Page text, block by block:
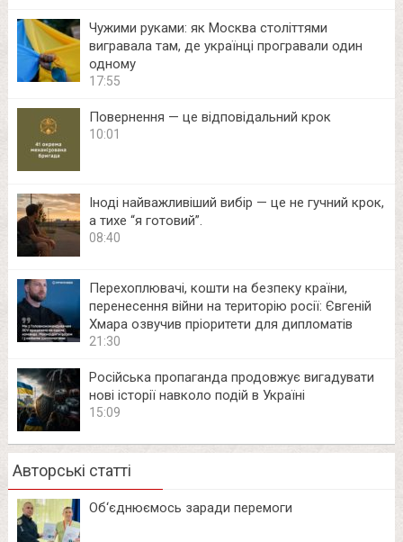
Чужими руками: як Москва століттями
вигравала там, де українці програвали один
одному
17:55
Повернення — це відповідальний крок
10:01
Іноді найважливіший вибір — це не гучний крок,
а тихе “я готовий”.
08:40
Перехоплювачі, кошти на безпеку країни,
перенесення війни на територію росії: Євгеній
Хмара озвучив пріоритети для дипломатів
21:30
Російська пропаганда продовжує вигадувати
нові історії навколо подій в Україні
15:09
Авторські статті
Об‘єднюємось заради перемоги